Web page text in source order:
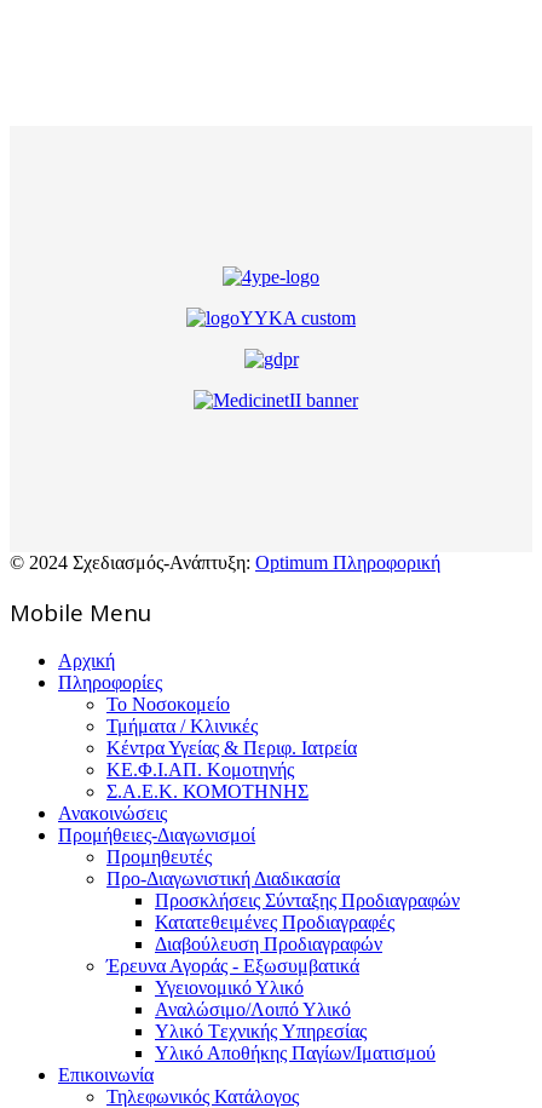
© 2024 Σχεδιασμός-Ανάπτυξη: Optimum Πληροφορική
Mοbile Menu
Αρχική
Πληροφορίες
Το Νοσοκομείο
Τμήματα / Κλινικές
Κέντρα Υγείας & Περιφ. Ιατρεία
ΚΕ.Φ.Ι.ΑΠ. Κομοτηνής
Σ.Α.Ε.Κ. ΚΟΜΟΤΗΝΗΣ
Ανακοινώσεις
Προμήθειες-Διαγωνισμοί
Προμηθευτές
Προ-Διαγωνιστική Διαδικασία
Προσκλήσεις Σύνταξης Προδιαγραφών
Κατατεθειμένες Προδιαγραφές
Διαβούλευση Προδιαγραφών
Έρευνα Αγοράς - Εξωσυμβατικά
Υγειονομικό Υλικό
Αναλώσιμο/Λοιπό Υλικό
Υλικό Tεχνικής Yπηρεσίας
Υλικό Αποθήκης Παγίων/Ιματισμού
Επικοινωνία
Τηλεφωνικός Κατάλογος